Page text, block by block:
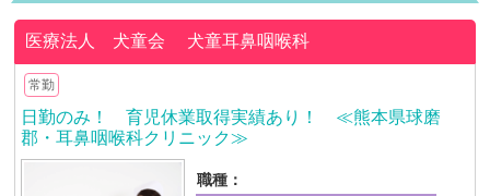
医療法人 犬童会 犬童耳鼻咽喉科
常勤
日勤のみ！ 育児休業取得実績あり！ ≪熊本県球磨
郡・耳鼻咽喉科クリニック≫
職種：